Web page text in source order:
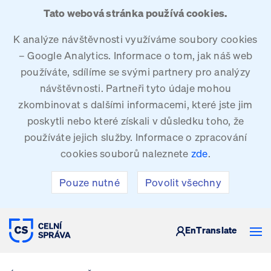
Tato webová stránka používá cookies.
K analýze návštěvnosti využíváme soubory cookies
– Google Analytics. Informace o tom, jak náš web
používáte, sdílíme se svými partnery pro analýzy
návštěvnosti. Partneři tyto údaje mohou
zkombinovat s dalšími informacemi, které jste jim
poskytli nebo které získali v důsledku toho, že
používáte jejich služby. Informace o zpracování
cookies souborů naleznete zde.
Pouze nutné Povolit všechny
CELNÍ SPRÁVA ČESKÉ REPUBLIKY
EnTranslate